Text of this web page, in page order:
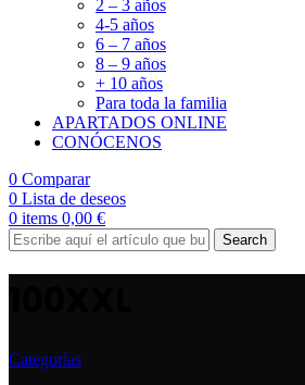
2 – 3 años
4-5 años
6 – 7 años
8 – 9 años
+ 10 años
Para toda la familia
APARTADOS ONLINE
CONÓCENOS
0 Comparar
0 Lista de deseos
0 items 0,00 €
Search
Categorías